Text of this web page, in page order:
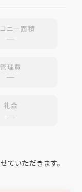
ニー面積
─
管理費
─
礼金
─
ていただきます。